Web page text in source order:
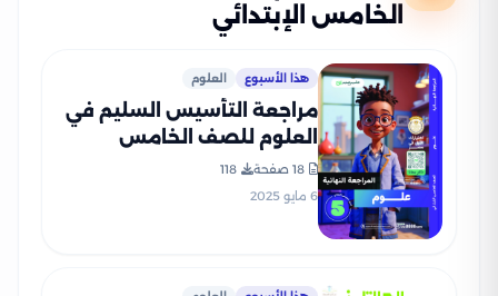
الخامس الإبتدائي
هذا الأسبوع العلوم
مراجعة التأسيس السليم في
العلوم للصف الخامس
PDF بالاجابات
18 صفحة
118
6 مايو 2025